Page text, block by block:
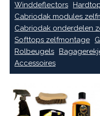
Winddeflectors
Cabriodak modules
Cabriodak onderdelen
Softtops zelfmontage
Rolbeugels
Accessoires